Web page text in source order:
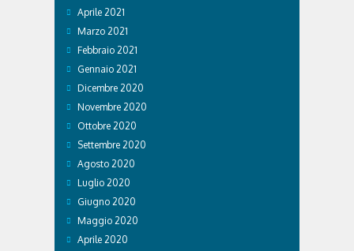
Aprile 2021
Marzo 2021
Febbraio 2021
Gennaio 2021
Dicembre 2020
Novembre 2020
Ottobre 2020
Settembre 2020
Agosto 2020
Luglio 2020
Giugno 2020
Maggio 2020
Aprile 2020